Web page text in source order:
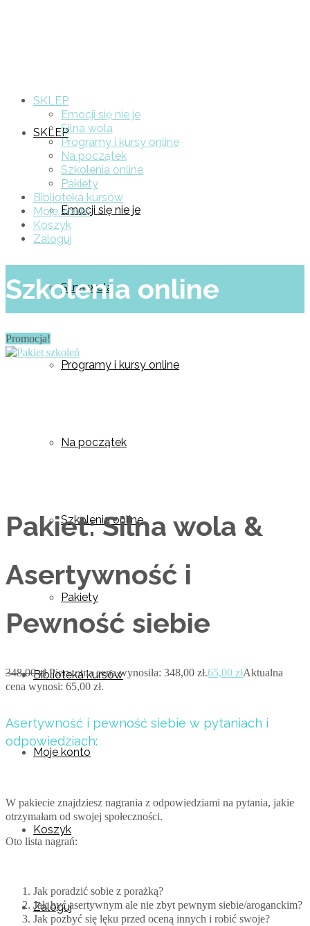
SKLEP
Emocji się nie je
Silna wola
Programy i kursy online
Na początek
Szkolenia online
Pakiety
Biblioteka kursów
Moje konto
Koszyk
Zaloguj
SKLEP
Emocji się nie je
Silna wola
Programy i kursy online
Na początek
Szkolenia online
Pakiety
Biblioteka kursów
Moje konto
Koszyk
Zaloguj
Szkolenia online
Promocja!
Pakiet: Silna wola &
Asertywność i
Pewność siebie
348,00zł Pierwotna cena wynosiła: 348,00 zł.65,00 złAktualna
cena wynosi: 65,00 zł.
Asertywność i pewność siebie w pytaniach i
odpowiedziach:
W pakiecie znajdziesz nagrania z odpowiedziami na pytania, jakie
otrzymałam od swojej społeczności.
Oto lista nagrań:
Jak poradzić sobie z porażką?
Jak być asertywnym ale nie zbyt pewnym siebie/aroganckim?
Jak pozbyć się lęku przed oceną innych i robić swoje?